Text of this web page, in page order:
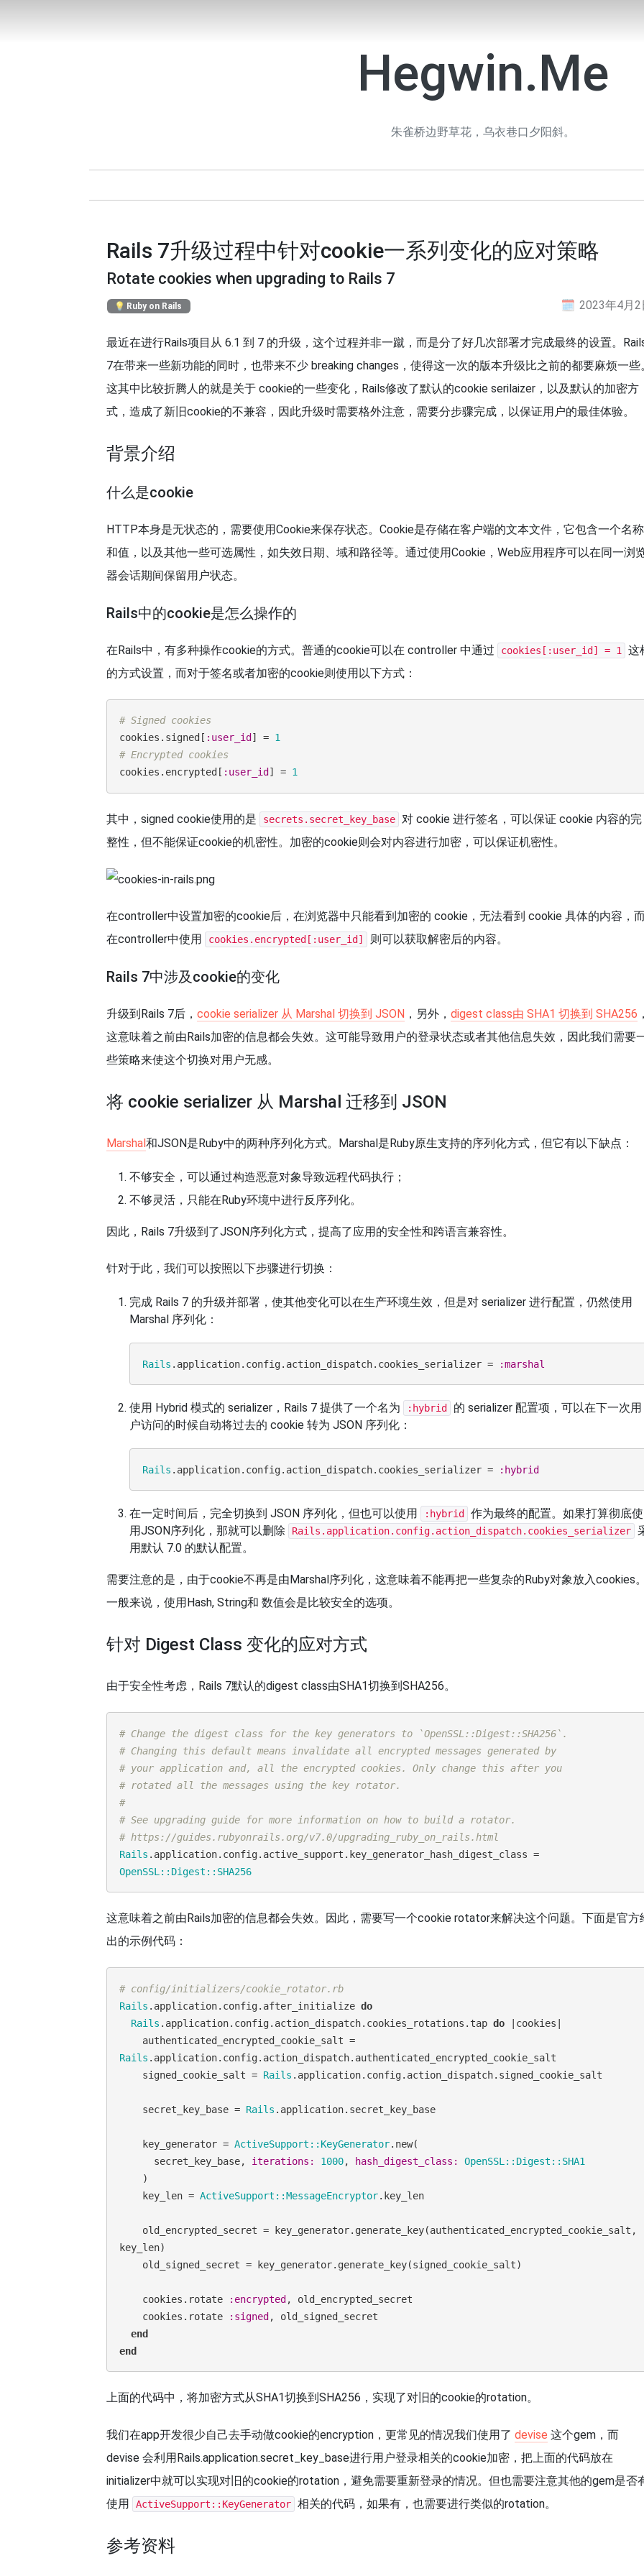
Hegwin.Me
朱雀桥边野草花，乌衣巷口夕阳斜。
Rails 7升级过程中针对cookie一系列变化的应对策略
Rotate cookies when upgrading to Rails 7
Ruby on Rails 2023年4月2
最近在进行Rails项目从 6.1 到 7 的升级，这个过程并非一蹴，而是分了好几次部署才完成最终的设置。
7在带来一些新功能的同时，也带来不少 breaking changes，使得这一次的版本升级比之前的都要麻烦一些
这其中比较折腾人的就是关于 cookie的一些变化，Rails修改了默认的cookie serilaizer，以及默认的加密方
式，造成了新旧cookie的不兼容，因此升级时需要格外注意，需要分步骤完成，以保证用户的最佳体验。
背景介绍
什么是cookie
HTTP本身是无状态的，需要使用Cookie来保存状态。Cookie是存储在客户端的文本文件，它包含一个名称
和值，以及其他一些可选属性，如失效日期、域和路径等。通过使用Cookie，Web应用程序可以在同一浏
器会话期间保留用户状态。
Rails中的cookie是怎么操作的
在Rails中，有多种操作cookie的方式。普通的cookie可以在 controller 中通过 cookies[:user_id] = 1
这
的方式设置，而对于签名或者加密的cookie则使用以下方式：
# Signed cookies
cookies.signed[ :user_id ] = 1
# Encrypted cookies
cookies.encrypted[ :user_id ] = 1
其中，signed cookie使用的是 secrets.secret_key_base
对 cookie 进行签名，可以保证 cookie 内容的完
整性，但不能保证cookie的机密性。加密的cookie则会对内容进行加密，可以保证机密性。
在controller中设置加密的cookie后，在浏览器中只能看到加密的 cookie，无法看到 cookie 具体的内容，
在controller中使用
cookies.encrypted[:user_id] 则可以获取解密后的内容。
Rails 7中涉及cookie的变化
升级到Rails 7后， cookie serializer 从 Marshal 切换到 JSON ，另外， digest class由 SHA1 切换到 SHA256
这意味着之前由Rails加密的信息都会失效。这可能导致用户的登录状态或者其他信息失效，因此我们需要
些策略来使这个切换对用户无感。
将 cookie serializer 从 Marshal 迁移到 JSON
Marshal和JSON是Ruby中的两种序列化方式。Marshal是Ruby原生支持的序列化方式，但它有以下缺点：
不够安全，可以通过构造恶意对象导致远程代码执行；
不够灵活，只能在Ruby环境中进行反序列化。
因此，Rails 7升级到了JSON序列化方式，提高了应用的安全性和跨语言兼容性。
针对于此，我们可以按照以下步骤进行切换：
完成 Rails 7 的升级并部署，使其他变化可以在生产环境生效，但是对 serializer 进行配置，仍然使用
Marshal 序列化：
Rails .application.config.action_dispatch.cookies_serializer = :marshal
使用 Hybrid 模式的 serializer，Rails 7 提供了一个名为 :hybrid
的 serializer 配置项，可以在下一次用
户访问的时候自动将过去的 cookie 转为 JSON 序列化：
Rails .application.config.action_dispatch.cookies_serializer = :hybrid
在一定时间后，完全切换到 JSON 序列化，但也可以使用 :hybrid
作为最终的配置。如果打算彻底使
用JSON序列化，那就可以删除
Rails.application.config.action_dispatch.cookies_serializer
用默认 7.0 的默认配置。
需要注意的是，由于cookie不再是由Marshal序列化，这意味着不能再把一些复杂的Ruby对象放入cookies
一般来说，使用Hash, String和 数值会是比较安全的选项。
针对 Digest Class 变化的应对方式
由于安全性考虑，Rails 7默认的digest class由SHA1切换到SHA256。
# Change the digest class for the key generators to `OpenSSL::Digest::SHA256`.
# Changing this default means invalidate all encrypted messages generated by
# your application and, all the encrypted cookies. Only change this after you
# rotated all the messages using the key rotator.
#
# See upgrading guide for more information on how to build a rotator.
# https://guides.rubyonrails.org/v7.0/upgrading_ruby_on_rails.html
Rails
.application.config.active_support.key_generator_hash_digest_class =
OpenSSL::Digest::SHA256
这意味着之前由Rails加密的信息都会失效。因此，需要写一个cookie rotator来解决这个问题。下面是官方
出的示例代码：
# config/initializers/cookie_rotator.rb
Rails .application.config.after_initialize do
Rails .application.config.action_dispatch.cookies_rotations.tap do |cookies|
    authenticated_encrypted_cookie_salt =
Rails .application.config.action_dispatch.authenticated_encrypted_cookie_salt
    signed_cookie_salt =
Rails .application.config.action_dispatch.signed_cookie_salt
    secret_key_base =
Rails .application.secret_key_base
    key_generator =
ActiveSupport::KeyGenerator.new(
      secret_key_base,
iterations: 1000, hash_digest_class:
OpenSSL::Digest::SHA1
    key_len =
ActiveSupport::MessageEncryptor.key_len
key_len)
    cookies.rotate
:encrypted , old_encrypted_secret
    cookies.rotate
:signed , old_signed_secret
end
end
上面的代码中，将加密方式从SHA1切换到SHA256，实现了对旧的cookie的rotation。
我们在app开发很少自己去手动做cookie的encryption，更常见的情况我们使用了 devise 这个gem，而
devise 会利用Rails.application.secret_key_base进行用户登录相关的cookie加密，把上面的代码放在
initializer中就可以实现对旧的cookie的rotation，避免需要重新登录的情况。但也需要注意其他的gem是否
使用
ActiveSupport::KeyGenerator 相关的代码，如果有，也需要进行类似的rotation。
参考资料